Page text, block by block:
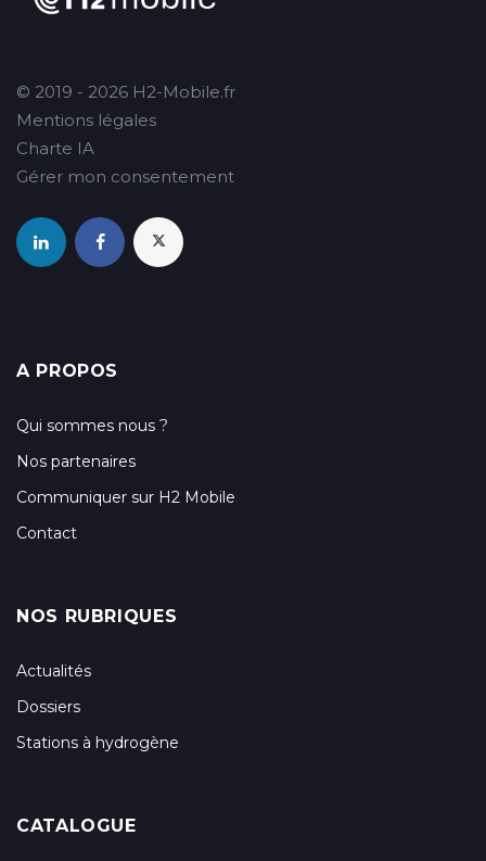
© 2019 - 2026 H2-Mobile.fr
Mentions légales
Charte IA
Gérer mon consentement
A PROPOS
Qui sommes nous ?
Nos partenaires
Communiquer sur H2 Mobile
Contact
NOS RUBRIQUES
Actualités
Dossiers
Stations à hydrogène
CATALOGUE